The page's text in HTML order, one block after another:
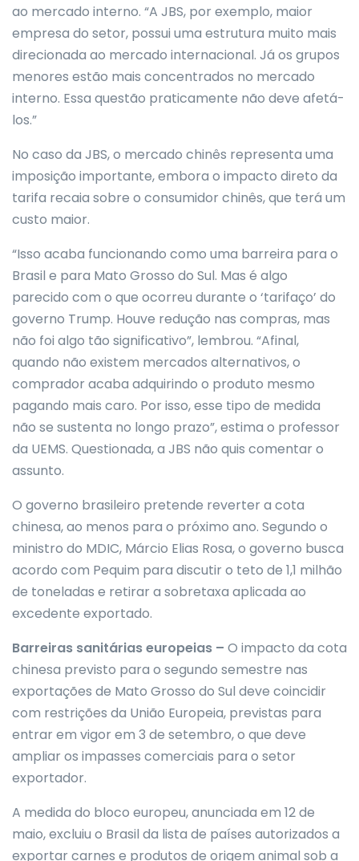
ao mercado interno. “A JBS, por exemplo, maior
empresa do setor, possui uma estrutura muito mais
direcionada ao mercado internacional. Já os grupos
menores estão mais concentrados no mercado
interno. Essa questão praticamente não deve afetá-
los.”
No caso da JBS, o mercado chinês representa uma
imposição importante, embora o impacto direto da
tarifa recaia sobre o consumidor chinês, que terá um
custo maior.
“Isso acaba funcionando como uma barreira para o
Brasil e para Mato Grosso do Sul. Mas é algo
parecido com o que ocorreu durante o ‘tarifaço’ do
governo Trump. Houve redução nas compras, mas
não foi algo tão significativo”, lembrou. “Afinal,
quando não existem mercados alternativos, o
comprador acaba adquirindo o produto mesmo
pagando mais caro. Por isso, esse tipo de medida
não se sustenta no longo prazo”, estima o professor
da UEMS. Questionada, a JBS não quis comentar o
assunto.
O governo brasileiro pretende reverter a cota
chinesa, ao menos para o próximo ano. Segundo o
ministro do MDIC, Márcio Elias Rosa, o governo busca
acordo com Pequim para discutir o teto de 1,1 milhão
de toneladas e retirar a sobretaxa aplicada ao
excedente exportado.
Barreiras sanitárias europeias – O impacto da cota
chinesa previsto para o segundo semestre nas
exportações de Mato Grosso do Sul deve coincidir
com restrições da União Europeia, previstas para
entrar em vigor em 3 de setembro, o que deve
ampliar os impasses comerciais para o setor
exportador.
A medida do bloco europeu, anunciada em 12 de
maio, excluiu o Brasil da lista de países autorizados a
exportar carnes e produtos de origem animal sob a